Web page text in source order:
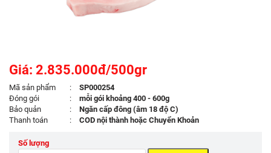
Giá: 2.835.000đ/500gr
Mã sản phẩm :
SP000254
Đóng gói
:
mỗi gói khoảng 400 - 600g
Bảo quản
:
Ngăn cấp đông (âm 18 độ C)
Thanh toán
: COD nội thành hoặc Chuyển Khoản
Số lượng